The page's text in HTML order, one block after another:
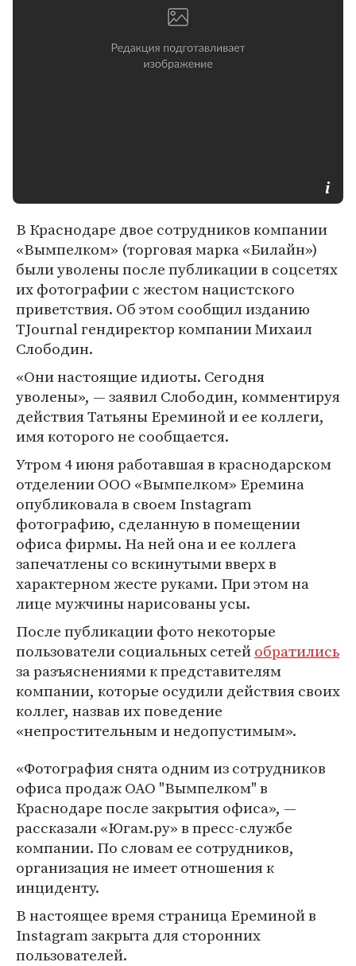
В Краснодаре двое сотрудников компании
«Вымпелком» (торговая марка «Билайн»)
были уволены после публикации в соцсетях
их фотографии с жестом нацистского
приветствия. Об этом сообщил изданию
TJournal гендиректор компании Михаил
Слободин.
«Они настоящие идиоты. Сегодня
уволены», — заявил Слободин, комментируя
действия Татьяны Ереминой и ее коллеги,
имя которого не сообщается.
Утром 4 июня работавшая в краснодарском
отделении ООО «Вымпелком» Еремина
опубликовала в своем Instagram
фотографию, сделанную в помещении
офиса фирмы. На ней она и ее коллега
запечатлены со вскинутыми вверх в
характерном жесте руками. При этом на
лице мужчины нарисованы усы.
После публикации фото некоторые
пользователи социальных сетейобратились
за разъяснениями к представителям
компании, которые осудили действия своих
коллег, назвав их поведение
«непростительным и недопустимым».
«Фотография снята одним из сотрудников
офиса продаж ОАО "Вымпелком" в
Краснодаре после закрытия офиса», —
рассказали «Югам.ру» в пресс-службе
компании. По словам ее сотрудников,
организация не имеет отношения к
инциденту.
В настоящее время страница Ереминой в
Instagram закрыта для сторонних
пользователей.